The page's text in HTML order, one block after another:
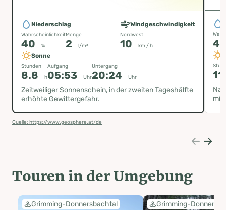
Niederschlag
Wahrscheinlichkeit
40 %
Menge
2 l/m²
Windgeschwindigkeit
Nordwest
10 km / h
Sonne
Stunden
8.8 h
Aufgang
05:53 Uhr
Untergang
20:24 Uhr
Zeitweiliger Sonnenschein, in der zweiten Tageshälfte
erhöhte Gewittergefahr.
mit
Quelle: https://www.geosphere.at/de
Touren in der Umgebung
Grimming-Donnersbachtal
Grimming-